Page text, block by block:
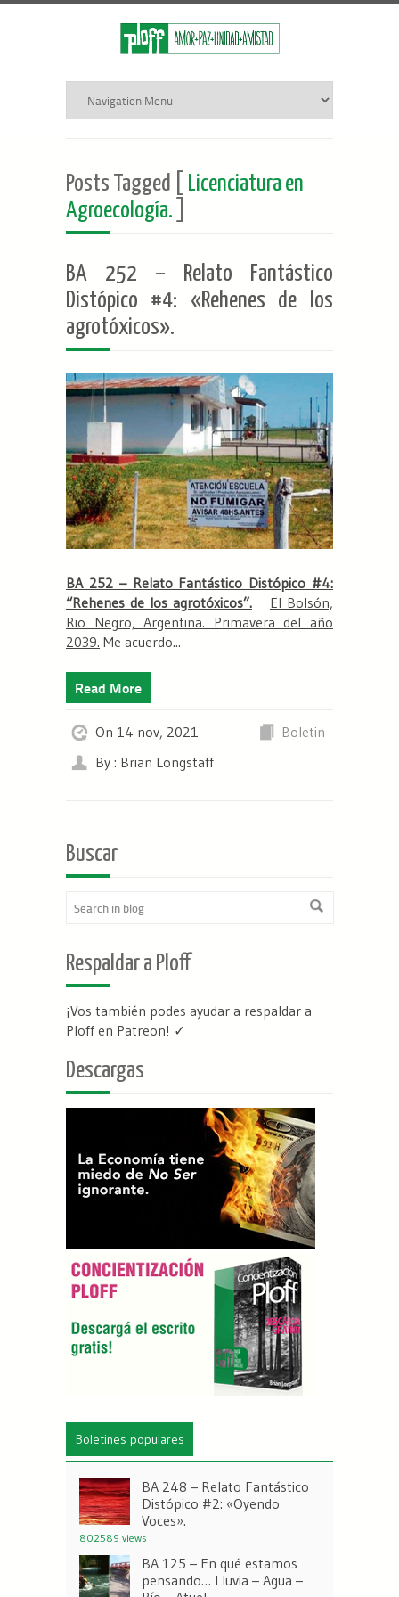
Posts Tagged [
Licenciatura en
Agroecología.
BA 252 – Relato Fantástico
Distópico #4: «Rehenes de los
agrotóxicos».
BA 252 – Relato Fantástico Distópico #4:
“Rehenes de los agrotóxicos”.
El Bolsón,
Rio Negro, Argentina. Primavera del año
2039. Me acuerdo...
Read More
On 14 nov, 2021
Boletin
By : Brian Longstaff
Buscar
Respaldar a Ploff
¡Vos también podes ayudar a respaldar a
Ploff en Patreon! ✓
Descargas
Boletines populares
BA 248 – Relato Fantástico
Distópico #2: «Oyendo
Voces».
802589 views
BA 125 – En qué estamos
pensando… Lluvia – Agua –